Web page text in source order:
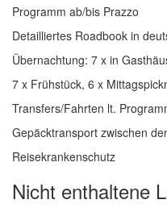
Programm ab/bis Prazzo
Detailliertes Roadbook in
Übernachtung: 7 x in
7 x Frühstück, 6 x
Transfers/Fahrten lt.
Gepäcktransport zwischen
Reisekrankenschutz
Nicht enthaltene